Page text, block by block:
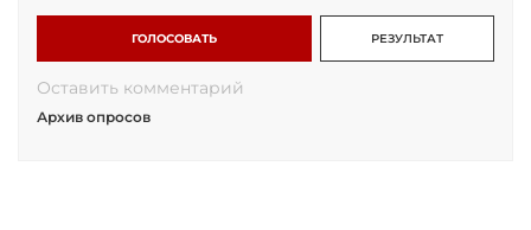
ГОЛОСОВАТЬ РЕЗУЛЬТАТ
Оставить комментарий
Архив опросов